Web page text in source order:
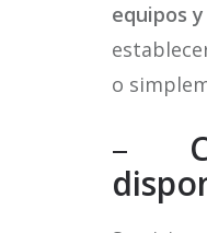
equipos
o
–